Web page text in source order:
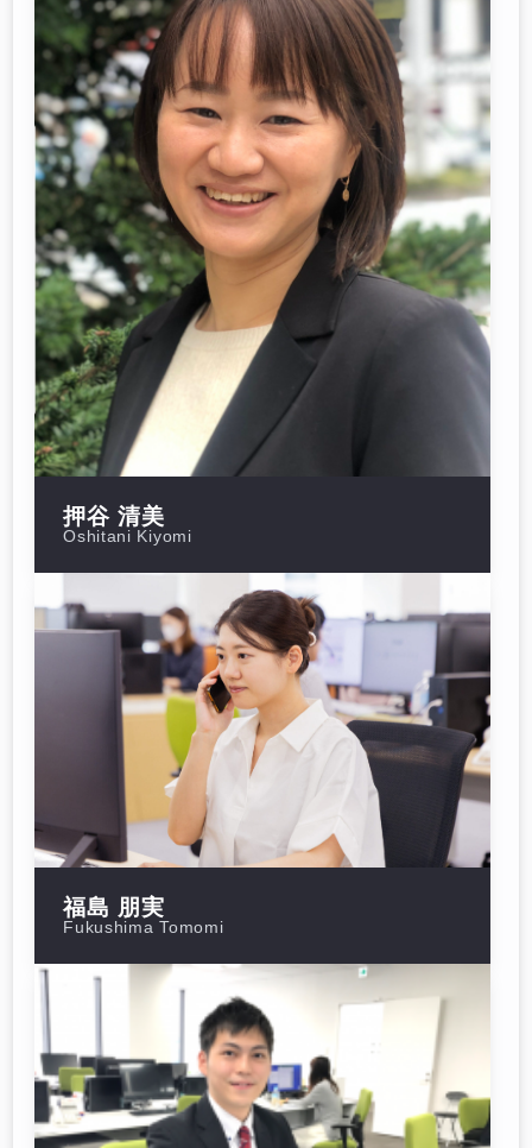
押谷 清美
Oshitani Kiyomi
福島 朋実
Fukushima Tomomi